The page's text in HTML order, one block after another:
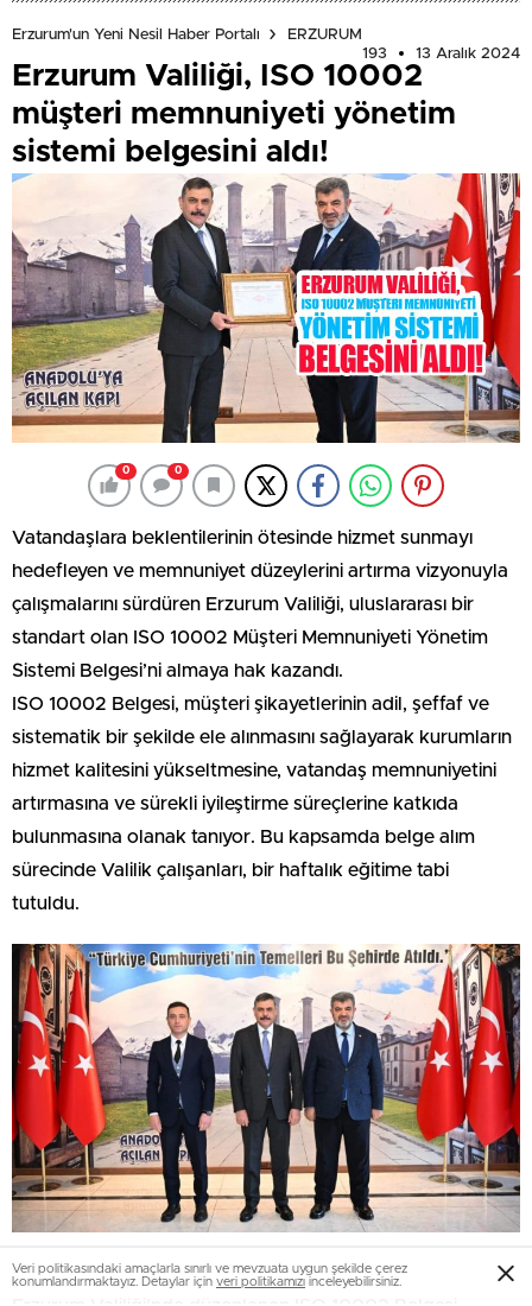
Erzurum'un Yeni Nesil Haber Portalı
ERZURUM
193
13 Aralık 2024
Erzurum Valiliği, ISO 10002
müşteri memnuniyeti yönetim
sistemi belgesini aldı!
0 0
Vatandaşlara beklentilerinin ötesinde hizmet sunmayı
hedefleyen ve memnuniyet düzeylerini artırma vizyonuyla
çalışmalarını sürdüren Erzurum Valiliği, uluslararası bir
standart olan ISO 10002 Müşteri Memnuniyeti Yönetim
Sistemi Belgesi’ni almaya hak kazandı.
ISO 10002 Belgesi, müşteri şikayetlerinin adil, şeffaf ve
sistematik bir şekilde ele alınmasını sağlayarak kurumların
hizmet kalitesini yükseltmesine, vatandaş memnuniyetini
artırmasına ve sürekli iyileştirme süreçlerine katkıda
bulunmasına olanak tanıyor. Bu kapsamda belge alım
sürecinde Valilik çalışanları, bir haftalık eğitime tabi
tutuldu.
Veri politikasındaki amaçlarla sınırlı ve mevzuata uygun şekilde çerez
konumlandırmaktayız. Detaylar için veri politikamızı inceleyebilirsiniz.